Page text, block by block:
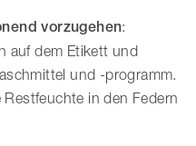
vorzugehen:
auf dem Etikett und
und -programm.
in den Federn